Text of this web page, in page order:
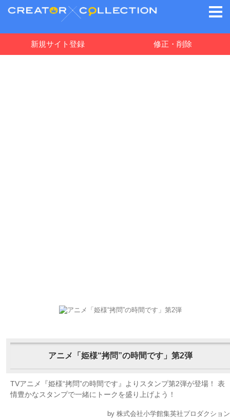
新規サイト登録 修正・削除
アニメ「姫様“拷問”の時間です」第2弾
TVアニメ『姫様“拷問”の時間です』よりスタンプ第2弾が登場！ 表
情豊かなスタンプで一緒にトークを盛り上げよう！
by 株式会社小学館集英社プロダクション